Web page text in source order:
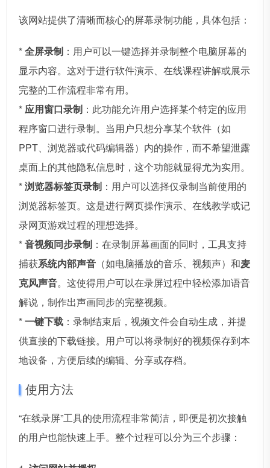
该网站提供了清晰而核心的屏幕录制功能，具体包括：
*全屏录制 ：用户可以一键选择并录制整个电脑屏幕的
显示内容。这对于进行软件演示、在线课程讲解或展示
完整的工作流程非常有用。
*应用窗口录制 ：此功能允许用户选择某个特定的应用
程序窗口进行录制。当用户只想分享某个软件（如
PPT、浏览器或代码编辑器）内的操作，而不希望泄露
桌面上的其他隐私信息时，这个功能就显得尤为实用。
*浏览器标签页录制 ：用户可以选择仅录制当前使用的
浏览器标签页。这是进行网页操作演示、在线教学或记
录网页游戏过程的理想选择。
*音视频同步录制 ：在录制屏幕画面的同时，工具支持
捕获系统内部声音 （如电脑播放的音乐、视频声）和麦
克风声音。这使得用户可以在录屏过程中轻松添加语音
解说，制作出声画同步的完整视频。
*一键下载 ：录制结束后，视频文件会自动生成，并提
供直接的下载链接。用户可以将录制好的视频保存到本
地设备，方便后续的编辑、分享或存档。
使用方法
“在线录屏”工具的使用流程非常简洁，即便是初次接触
的用户也能快速上手。整个过程可以分为三个步骤：